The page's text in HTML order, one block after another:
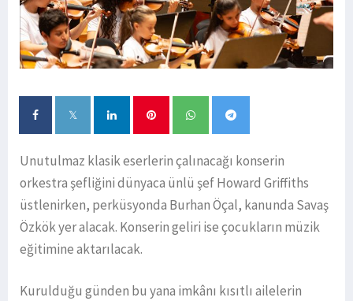
Unutulmaz klasik eserlerin çalınacağı konserin
orkestra şefliğini dünyaca ünlü şef Howard Griffiths
üstlenirken, perküsyonda Burhan Öçal, kanunda Savaş
Özkök yer alacak. Konserin geliri ise çocukların müzik
eğitimine aktarılacak.
Kurulduğu günden bu yana imkânı kısıtlı ailelerin